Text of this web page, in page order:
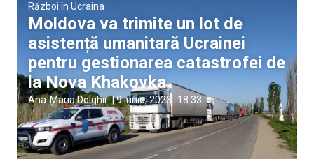
Război în Ucraina
Moldova va trimite un lot de
asistență umanitară Ucrainei
pentru gestionarea catastrofei de
la Nova Khakovka
Ana-Maria Dolghii |9 iunie, 2023 18:33